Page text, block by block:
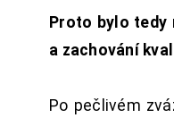
Proto bylo tedy
a zachování
Po pečlivém